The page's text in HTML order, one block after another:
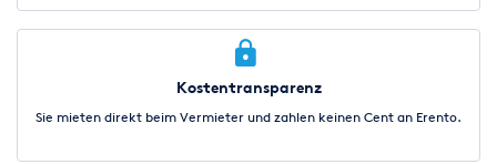
Kostentransparenz
Sie mieten direkt beim Vermieter und zahlen keinen Cent an Erento.